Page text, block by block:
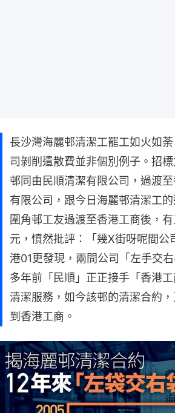
長沙灣海麗邨清潔工罷工如火如
司剝削遣散費並非個別例子。招
邨同由民順清潔有限公司，過渡
有限公司，跟今日海麗邨清潔工
圍角邨工友過渡至香港工商後，
元，憤然批評：「幾X街呀呢間公
港01更發現，兩間公司「左手交
多年前「民順」正正接手「香港
清潔服務，如今該邨的清潔合約，
到香港工商。